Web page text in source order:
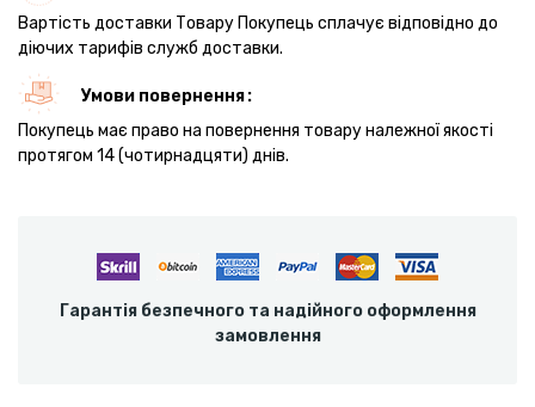
Вартість доставки Товару Покупець сплачує відповідно до
діючих тарифів служб доставки.
Умови повернення
Покупець має право на повернення товару належної якості
протягом 14 (чотирнадцяти) днів.
Гарантія безпечного та надійного оформлення
замовлення